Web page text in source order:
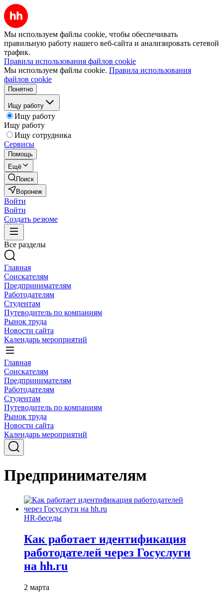
Мы используем файлы cookie, чтобы обеспечивать
правильную работу нашего веб-сайта и анализировать сетевой
трафик.
Правила использования файлов cookie
Мы используем файлы cookie. Правила использования
файлов cookie
Понятно
Ищу работу
Ищу работу
Ищу работу
Ищу сотрудника
Сервисы
Помощь
Ещё
Поиск
Воронеж
Войти
Войти
Создать резюме
Все разделы
Главная
Соискателям
Предпринимателям
Работодателям
Студентам
Путеводитель по компаниям
Рынок труда
Новости сайта
Календарь мероприятий
Главная
Соискателям
Предпринимателям
Работодателям
Студентам
Путеводитель по компаниям
Рынок труда
Новости сайта
Календарь мероприятий
Предпринимателям
HR-беседы
Как работает идентификация
работодателей через Госуслуги
на hh.ru
2 марта